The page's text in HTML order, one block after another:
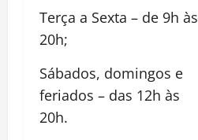
Terça a Sexta – de 9h às
20h;
Sábados, domingos e
feriados – das 12h às
20h.